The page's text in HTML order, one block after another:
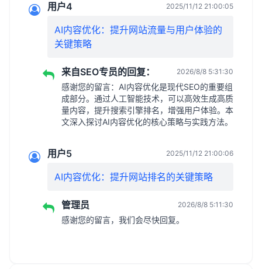
用户4 2025/11/12 21:00:05
AI内容优化：提升网站流量与用户体验的
关键策略
来自SEO专员的回复： 2026/8/8 5:31:30
感谢您的留言：AI内容优化是现代SEO的重要组
成部分。通过人工智能技术，可以高效生成高质
量内容，提升搜索引擎排名，增强用户体验。本
文深入探讨AI内容优化的核心策略与实践方法。
用户5 2025/11/12 21:00:06
AI内容优化：提升网站排名的关键策略
管理员 2026/8/8 5:11:30
感谢您的留言，我们会尽快回复。